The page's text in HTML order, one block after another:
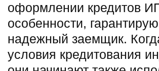
оформлении кредитов
особенности,
надежный заемщик.
условия кредитования